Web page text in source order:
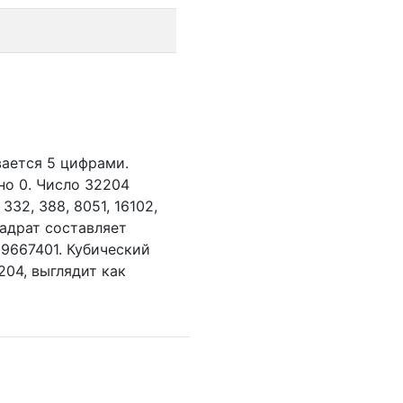
5 цифрами.
0. Число 32204
332, 388, 8051, 16102,
составляет
Кубический
выглядит как